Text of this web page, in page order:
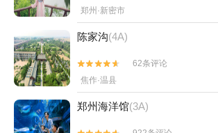
郑州·新密市
陈家沟(4A)


62条评论
焦作·温县
郑州海洋馆(3A)